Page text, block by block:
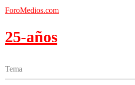
ForoMedios.com
25-años
Tema